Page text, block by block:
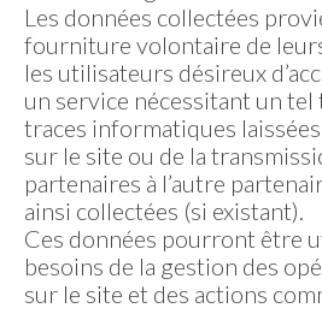
Les données collectées
fourniture volontaire de
les utilisateurs désireux
un service nécessitant un
traces informatiques
sur le site ou de la
partenaires à l’autre
ainsi collectées (si existant).
Ces données pourront être
besoins de la gestion des
sur le site et des actions